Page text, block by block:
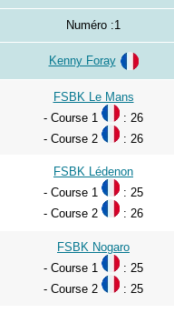
Numéro :1
Kenny Foray
FSBK Le Mans
- Course 1
: 26
- Course 2
: 26
FSBK Lédenon
- Course 1
: 25
- Course 2
: 26
FSBK Nogaro
- Course 1
: 25
- Course 2
: 25